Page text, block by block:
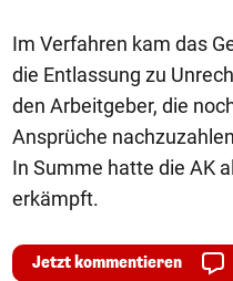
Im Verfahren kam das
die Entlassung zu
den Arbeitgeber, die
Ansprüche
In Summe hatte die AK
erkämpft.
Jetzt kommentieren